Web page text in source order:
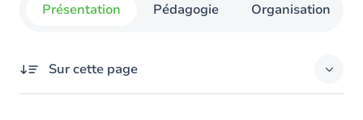
Présentation Pédagogie Organisation
Sur cette page